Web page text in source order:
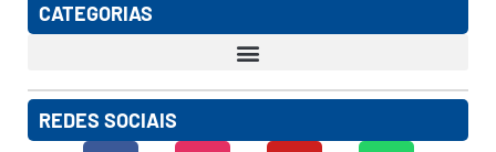
CATEGORIAS
REDES SOCIAIS